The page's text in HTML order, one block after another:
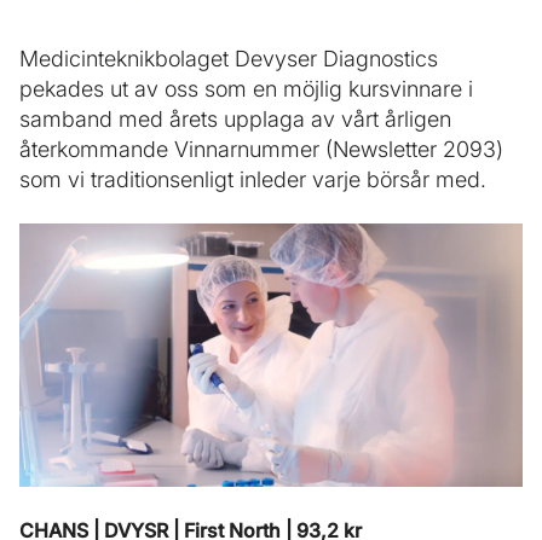
Medicinteknikbolaget Devyser Diagnostics
pekades ut av oss som en möjlig kursvinnare i
samband med årets upplaga av vårt årligen
återkommande Vinnarnummer (Newsletter 2093)
som vi traditionsenligt inleder varje börsår med.
CHANS | DVYSR | First North | 93,2 kr